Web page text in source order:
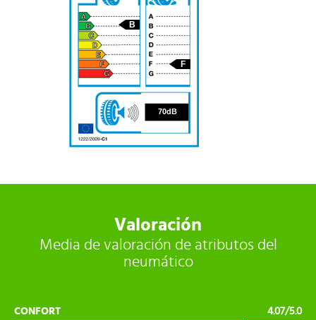
70
B
F
70dB
Valoración
Media de valoración de atributos del
neumático
CONFORT 4.07/5.0